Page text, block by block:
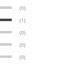
(0)
(1)
(0)
(0)
(0)